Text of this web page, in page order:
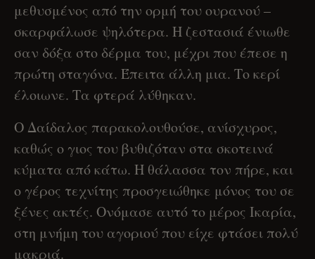
μεθυσμένος από την ορμή του ουρανού –
σκαρφάλωσε ψηλότερα. Η ζεστασιά ένιωθε
σαν δόξα στο δέρμα του, μέχρι που έπεσε η
πρώτη σταγόνα. Έπειτα άλλη μια. Το κερί
έλοιωνε. Τα φτερά λύθηκαν.
Ο Δαίδαλος παρακολουθούσε, ανίσχυρος,
καθώς ο γιος του βυθιζόταν στα σκοτεινά
κύματα από κάτω. Η θάλασσα τον πήρε, και
ο γέρος τεχνίτης προσγειώθηκε μόνος του σε
ξένες ακτές. Ονόμασε αυτό το μέρος Ικαρία,
στη μνήμη του αγοριού που είχε φτάσει πολύ
μακριά.